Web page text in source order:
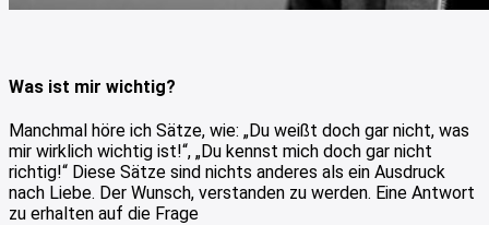
Was ist mir wichtig?
Manchmal höre ich Sätze, wie: „Du weißt doch gar nicht, was
mir wirklich wichtig ist!“, „Du kennst mich doch gar nicht
richtig!“ Diese Sätze sind nichts anderes als ein Ausdruck
nach Liebe. Der Wunsch, verstanden zu werden. Eine Antwort
zu erhalten auf die Frage